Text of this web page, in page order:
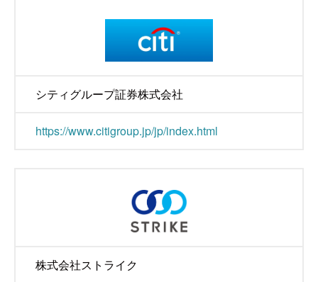
シティグループ証券株式会社
https://www.citigroup.jp/jp/index.html
株式会社ストライク